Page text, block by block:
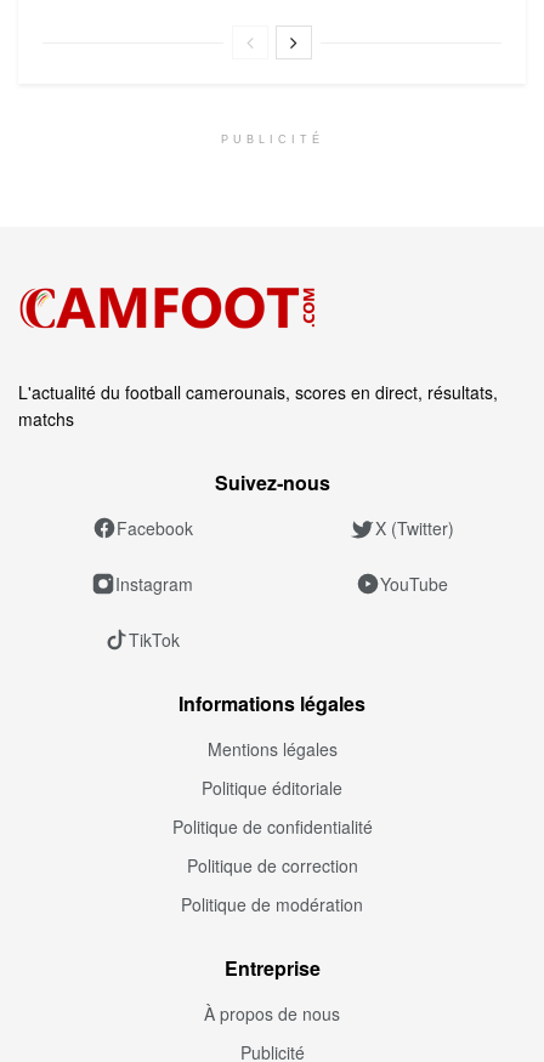
PUBLICITÉ
L'actualité du football camerounais, scores en direct, résultats,
matchs
Suivez‑nous
Facebook X (Twitter)
Instagram YouTube
TikTok
Informations légales
Mentions légales
Politique éditoriale
Politique de confidentialité
Politique de correction
Politique de modération
Entreprise
À propos de nous
Publicité